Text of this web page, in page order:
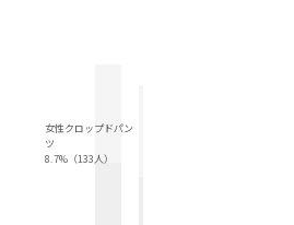
女性クロップドパン
ツ
8.7%（133人）